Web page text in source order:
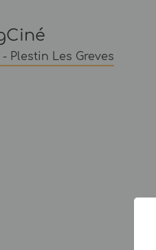
- Plestin Les Greves